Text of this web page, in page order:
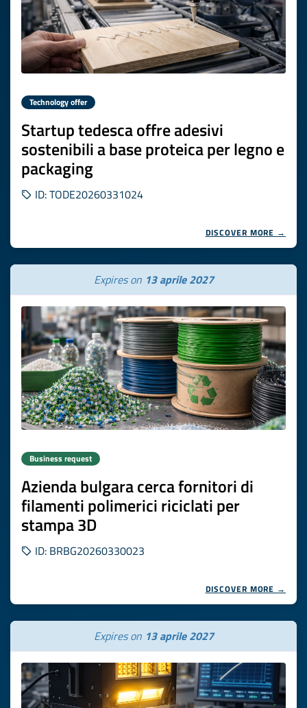
Technology offer
Startup tedesca offre adesivi
sostenibili a base proteica per legno e
packaging
ID: TODE20260331024
DISCOVER MORE →
Expires on 13 aprile 2027
Business request
Azienda bulgara cerca fornitori di
filamenti polimerici riciclati per
stampa 3D
ID: BRBG20260330023
DISCOVER MORE →
Expires on 13 aprile 2027